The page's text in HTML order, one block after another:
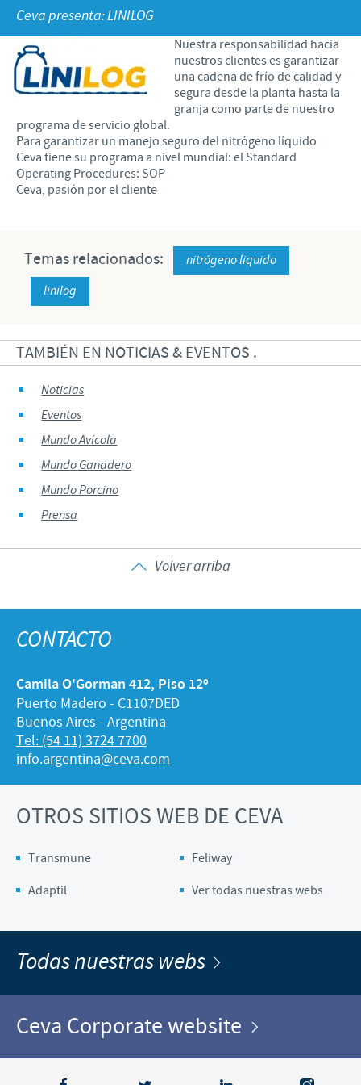
Porcinos
Mundo Ganadero
Prensa
Nuestro Enfoque en la responsabilidad
Programas de Apoyo Mundial
Patrocinios Científicos
TRABAJAR EN CEVA
Si querés trabajar con nosotros
Ceva presenta: LINILOG
Nuestra responsabilidad hacia
nuestros clientes es garantizar
una cadena de frío de calidad y
segura desde la planta hasta la
granja como parte de nuestro
programa de servicio global.
Para garantizar un manejo seguro del nitrógeno líquido
Ceva tiene su programa a nivel mundial: el Standard
Operating Procedures: SOP
Ceva, pasión por el cliente
Temas relacionados:
nitrógeno liquido
linilog
TAMBIÉN EN NOTICIAS & EVENTOS .
Noticias
Eventos
Mundo Avícola
Mundo Ganadero
Mundo Porcino
Prensa
Volver arriba
CONTACTO
Camila O'Gorman 412, Piso 12º
Puerto Madero - C1107DED
Buenos Aires - Argentina
Tel: (54 11) 3724 7700
info.argentina@ceva.com
OTROS SITIOS WEB DE CEVA
Transmune
Feliway
Adaptil
Ver todas nuestras webs
Todas nuestras webs
Ceva Corporate website